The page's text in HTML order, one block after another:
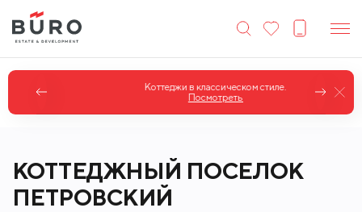
Коттеджи в классическом стиле.
Посмотреть
КОТТЕДЖНЫЙ ПОСЕЛОК
ПЕТРОВСКИЙ